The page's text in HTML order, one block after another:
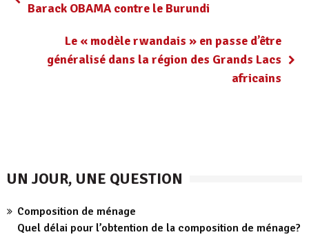
Barack OBAMA contre le Burundi
Le « modèle rwandais » en passe d’être
généralisé dans la région des Grands Lacs
africains
UN JOUR, UNE QUESTION
Composition de ménage
Quel délai pour l’obtention de la composition de ménage?